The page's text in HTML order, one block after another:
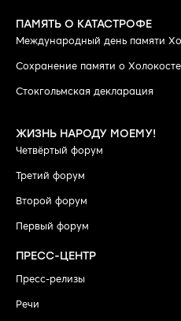
ПАМЯТЬ О КАТАСТРОФЕ
Международный день памяти
Сохранение памяти о Холокосте
Стокгольмская декларация
ЖИЗНЬ НАРОДУ МОЕМУ!
Четвёртый форум
Третий форум
Второй форум
Первый форум
ПРЕСС-ЦЕНТР
Пресс-релизы
Речи